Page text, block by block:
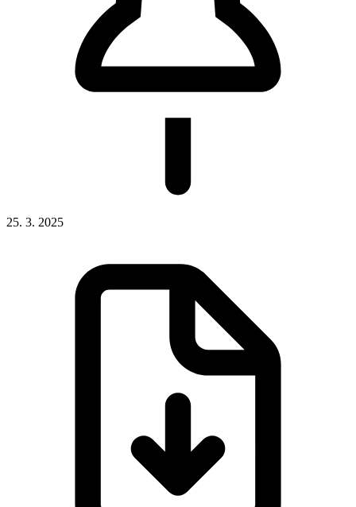
25. 3. 2025